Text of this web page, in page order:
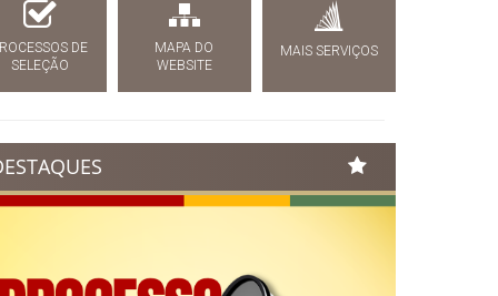
DE
SELEÇÃO
MAPA DO
WEBSITE
MAIS SERVIÇOS